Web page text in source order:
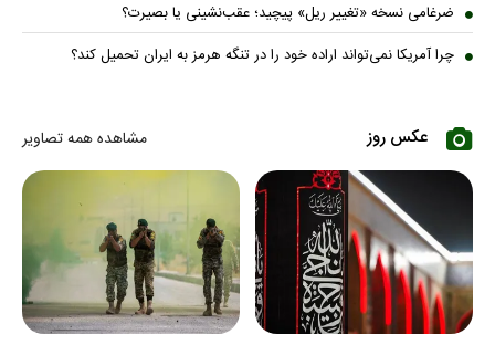
ضرغامی نسخه «تغییر ریل» پیچید؛ عقب‌نشینی یا بصیرت؟
چرا آمریکا نمی‌تواند اراده خود را در تنگه هرمز به ایران تحمیل کند؟
عکس روز مشاهده همه تصاویر